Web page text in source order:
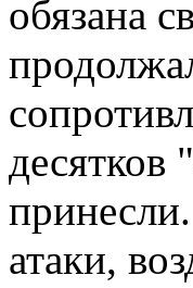
обязана
десятков
атаки,